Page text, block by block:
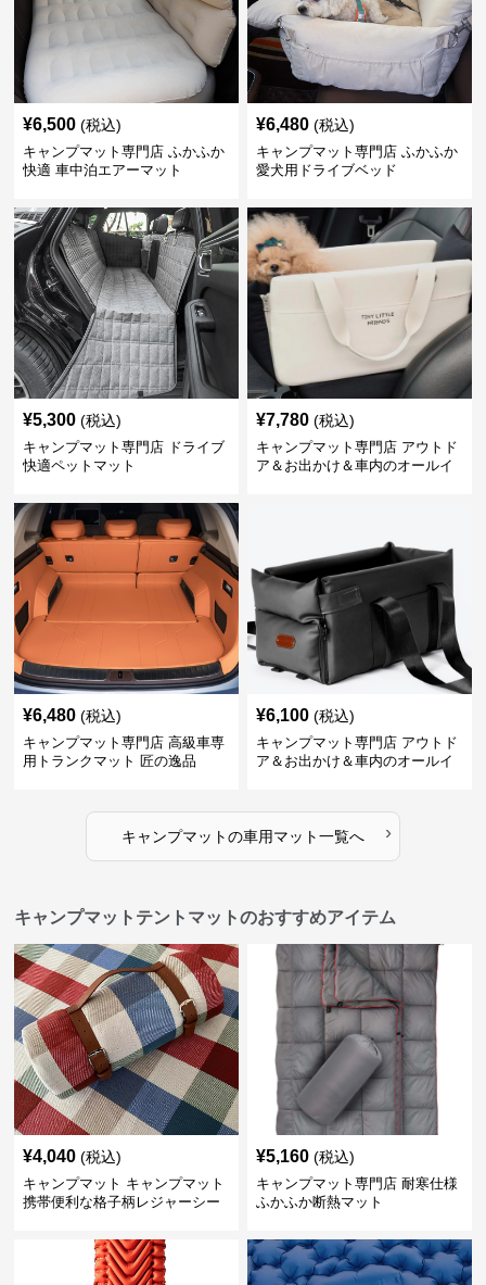
¥6,500 (税込)
キャンプマット専門店 ふかふか
快適 車中泊エアーマット
¥6,480 (税込)
キャンプマット専門店 ふかふか
愛犬用ドライブベッド
¥5,300 (税込)
キャンプマット専門店 ドライブ
快適ペットマット
¥7,780 (税込)
キャンプマット専門店 アウトド
ア＆お出かけ＆車内のオールイ
¥6,480 (税込)
キャンプマット専門店 高級車専
用トランクマット 匠の逸品
¥6,100 (税込)
キャンプマット専門店 アウトド
ア＆お出かけ＆車内のオールイ
キャンプマットの車用マット一覧へ ›
キャンプマットテントマットのおすすめアイテム
¥4,040 (税込)
キャンプマット キャンプマット
携帯便利な格子柄レジャーシー
¥5,160 (税込)
キャンプマット専門店 耐寒仕様
ふかふか断熱マット